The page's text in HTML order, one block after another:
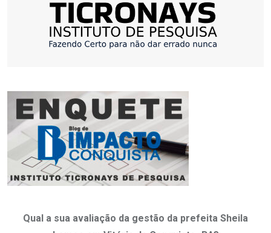
Qual a sua avaliação da gestão da prefeita Sheila